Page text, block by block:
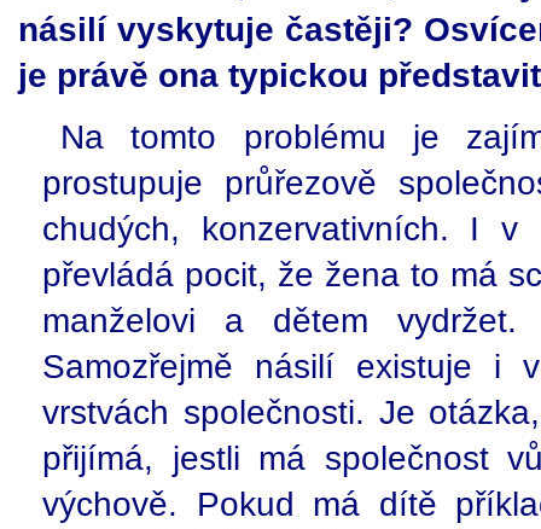
násilí vyskytuje častěji?
je právě ona typickou
Na tomto problému je
prostupuje průřezově
chudých, konzervativních. I v
převládá pocit, že žena to má
manželovi a dětem
Samozřejmě násilí existuje i
vrstvách společnosti. Je
přijímá, jestli má společnost
výchově. Pokud má dítě